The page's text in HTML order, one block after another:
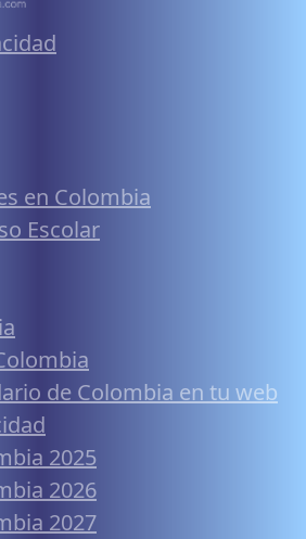
en Colombia
Escolar
de Colombia en tu web
2025
2026
2027